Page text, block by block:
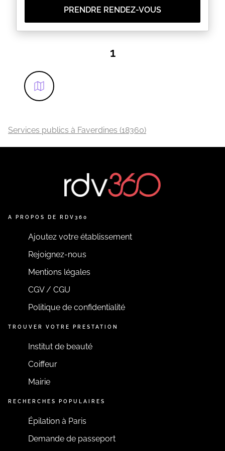
PRENDRE RENDEZ-VOUS
1
Services publics à Faverdines (18360)
A PROPOS DE RDV360
Ajoutez votre établissement
Rejoignez-nous
Mentions légales
CGV / CGU
Politique de confidentialité
TROUVER VOTRE PRESTATION
Institut de beauté
Coiffeur
Mairie
RECHERCHES POPULAIRES
Épilation à Paris
Demande de passeport